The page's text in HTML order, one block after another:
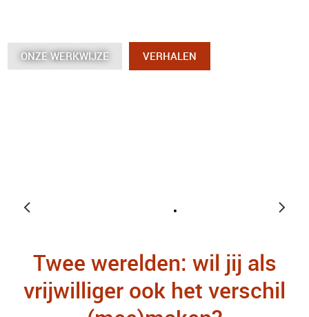
ONZE WERKWIJZE VERHALEN
ONZE WERKWIJZE VERHALEN
ONZE WERKWIJZE VERHALEN
ONZE WERKWIJZE VERHALEN
Twee werelden: wil jij als
vrijwilliger ook het verschil